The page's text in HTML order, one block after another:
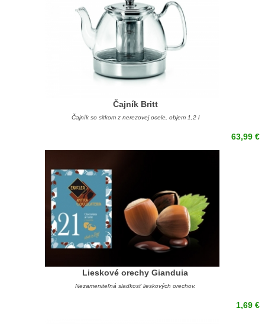
Čajník Britt
Čajník so sitkom z nerezovej ocele, objem 1,2 l
63,99 €
Lieskové orechy Gianduia
Nezameniteľná sladkosť lieskových orechov.
1,69 €